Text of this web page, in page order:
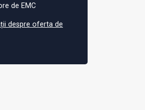
de EMC
despre oferta de